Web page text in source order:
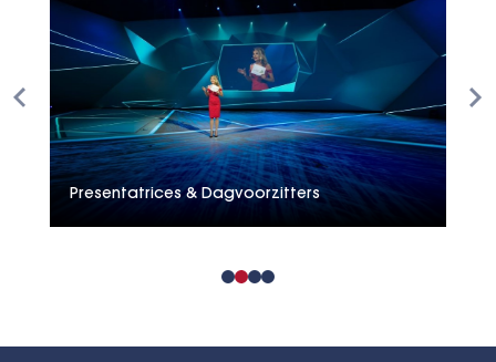
Presentatrices & Dagvoorzitters